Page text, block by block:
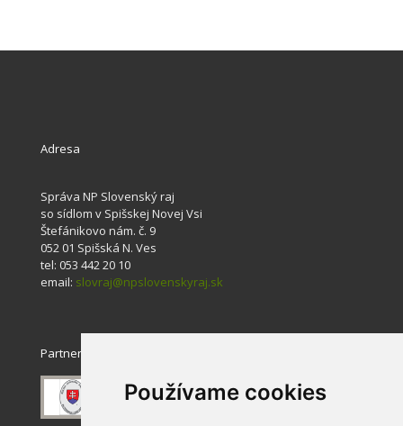
Používame cookies
Adresa
Správa NP Slovenský raj
so sídlom v Spišskej Novej Vsi
Štefánikovo nám. č. 9
052 01 Spišská N. Ves
tel: 053 442 20 10
email: slovraj@npslovenskyraj.sk
Partneri